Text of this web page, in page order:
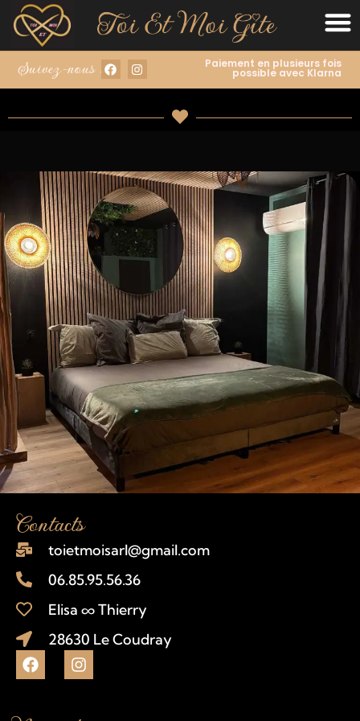
Suivez-nous : Paiement en plusieurs fois
possible avec Klarna
Contacts
toietmoisarl@gmail.com
06.85.95.56.36
Elisa ∞ Thierry
28630 Le Coudray